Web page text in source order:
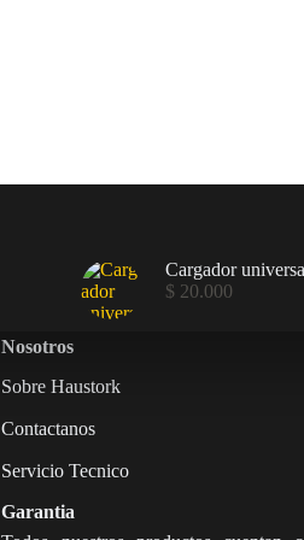
Cargador
$20.000
Nosotros
Sobre Haustork
Contactanos
Servicio Tecnico
Garantia